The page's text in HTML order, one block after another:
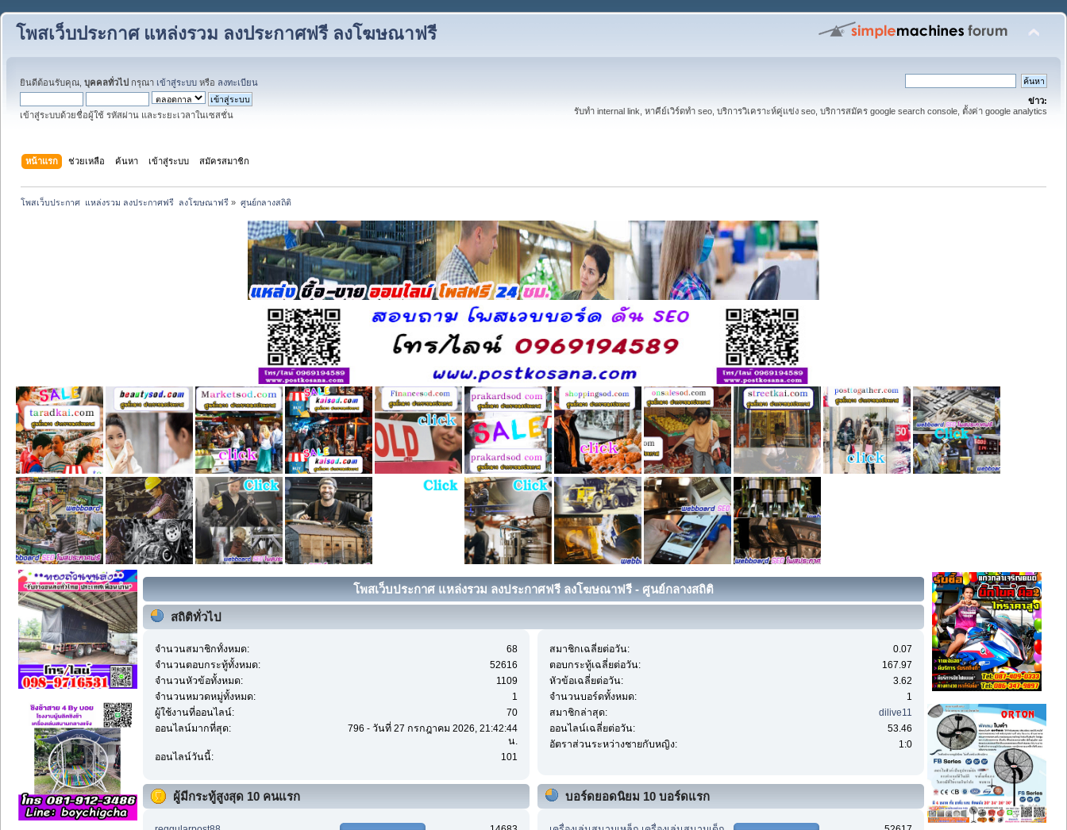
โพสเว็บประกาศ แหล่งรวม ลงประกาศฟรี ลงโฆษณาฟรี
ยินดีต้อนรับคุณ, บุคคลทั่วไป กรุณา เข้าสู่ระบบ หรือ ลงทะเบียน
เข้าสู่ระบบด้วยชื่อผู้ใช้ รหัสผ่าน และระยะเวลาในเซสชั่น
ข่าว:
รับทำ internal link, หาคีย์เวิร์ดทำ seo, บริการวิเคราะห์คู่แข่ง seo, บริการสมัคร google search console, ตั้งค่า google analytics
หน้าแรก ช่วยเหลือ ค้นหา เข้าสู่ระบบ สมัครสมาชิก
โพสเว็บประกาศ  แหล่งรวม ลงประกาศฟรี  ลงโฆษณาฟรี » ศูนย์กลางสถิติ
โพสเว็บประกาศ แหล่งรวม ลงประกาศฟรี ลงโฆษณาฟรี - ศูนย์กลางสถิติ
สถิติทั่วไป
จำนวนสมาชิกทั้งหมด:
68
จำนวนตอบกระทู้ทั้งหมด:
52616
จำนวนหัวข้อทั้งหมด:
1109
จำนวนหมวดหมู่ทั้งหมด:
1
ผู้ใช้งานที่ออนไลน์:
70
ออนไลน์มากที่สุด:
796 - วันที่ 27 กรกฎาคม 2026, 21:42:44
น.
ออนไลน์วันนี้:
101
สมาชิกเฉลี่ยต่อวัน:
0.07
ตอบกระทู้เฉลี่ยต่อวัน:
167.97
หัวข้อเฉลี่ยต่อวัน:
3.62
จำนวนบอร์ดทั้งหมด:
1
สมาชิกล่าสุด:
dilive11
ออนไลน์เฉลี่ยต่อวัน:
53.46
อัตราส่วนระหว่างชายกับหญิง:
1:0
ผู้มีกระทู้สูงสุด 10 คนแรก บอร์ดยอดนิยม 10 บอร์ดแรก